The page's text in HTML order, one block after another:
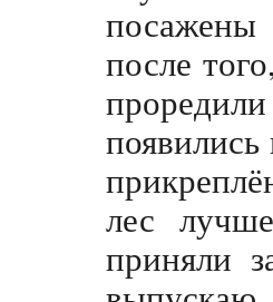
посажены
после
лес
приняли